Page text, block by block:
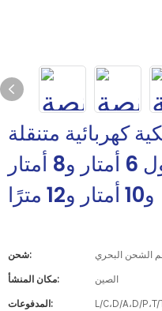
كهربائية متنقلة
بمنفذ رفع مقصي بطول 6 أمتار و8 أمتار
و10 أمتار و12 مترًا
شحن: الشحن البحري
مكان المنشأ: الصين
المدفوعات: